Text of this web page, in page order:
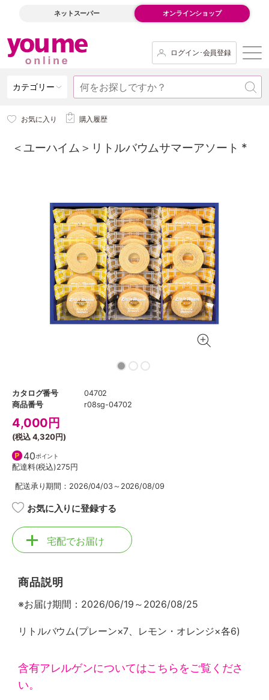
ネットスーパー オンラインショップ
ログイン･会員登録
カテゴリー
お気に入り 購入履歴
＜ユーハイム＞リトルバウムサマーアソート *
カタログ番号
04702
商品番号
r08sg-04702
4,000 円
(税込4,320円)
40ポイント
配達料(税込)275円
配送承り期間：2026/04/03～2026/08/09
お気に入りに登録する
宅配でお届け
商品説明
※お届け期間：2026/06/19～2026/08/25
リトルバウム(プレーン×7、レモン・オレンジ×各6)
含有アレルゲンについてはこちらをご覧くださ
い。